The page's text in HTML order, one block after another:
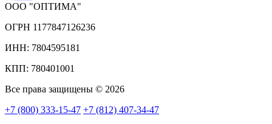
ООО "ОПТИМА"
ОГРН 1177847126236
ИНН: 7804595181
КПП: 780401001
Все права защищены © 2026
+7 (800) 333-15-47 +7 (812) 407-34-47